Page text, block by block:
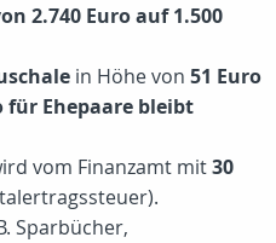
2.740 Euro auf 1.500
in Höhe von 51 Euro
für Ehepaare bleibt
vom Finanzamt mit30
Sparbücher,